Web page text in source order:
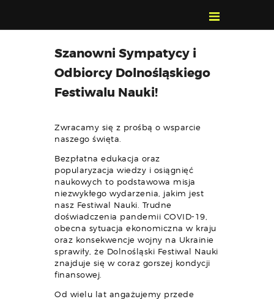
POZNAJ, POLUB,
PAMIĘTAJ!
O FESTIWALU
PROGRAM
WYSZUKIWARKA
WYDARZEŃ
Szanowni Sympatycy i
Odbiorcy Dolnośląskiego
Festiwalu Nauki!
Zwracamy się z prośbą o wsparcie
naszego święta.
Bezpłatna edukacja oraz
popularyzacja wiedzy i osiągnięć
naukowych to podstawowa misja
niezwykłego wydarzenia, jakim jest
nasz Festiwal Nauki. Trudne
doświadczenia pandemii COVID-19,
obecna sytuacja ekonomiczna w kraju
oraz konsekwencje wojny na Ukrainie
sprawiły, że Dolnośląski Festiwal Nauki
znajduje się w coraz gorszej kondycji
finansowej.
Od wielu lat angażujemy przede